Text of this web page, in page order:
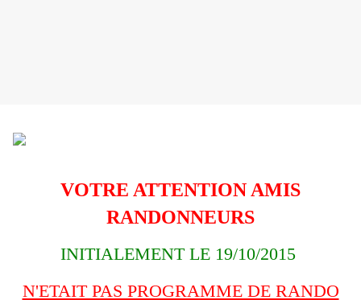
VOTRE ATTENTION AMIS
RANDONNEURS
INITIALEMENT LE 19/10/2015
N'ETAIT PAS PROGRAMME DE RANDO